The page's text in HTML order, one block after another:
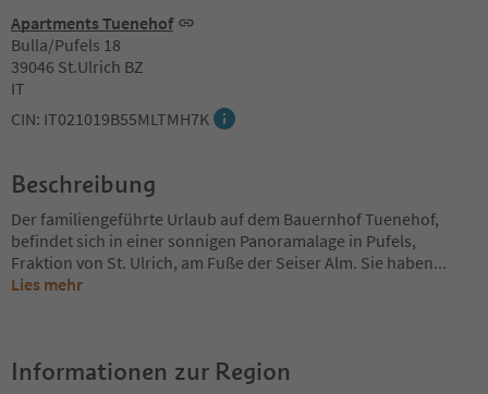
Apartments Tuenehof
Bulla/Pufels 18
39046 St.Ulrich BZ
IT
CIN: IT021019B55MLTMH7K
Beschreibung
Der familiengeführte Urlaub auf dem Bauernhof Tuenehof,
befindet sich in einer sonnigen Panoramalage in Pufels,
Fraktion von St. Ulrich, am Fuße der Seiser Alm. Sie haben...
Lies mehr
Informationen zur Region